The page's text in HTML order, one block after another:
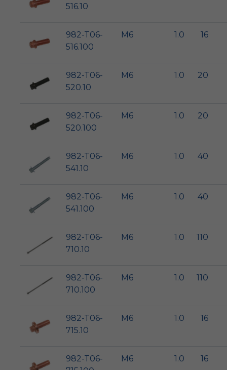
516.10
982-T06-
516.100
M6 1.0 16
982-T06-
520.10
M6 1.0 20
982-T06-
520.100
M6 1.0 20
982-T06-
541.10
M6 1.0 40
982-T06-
541.100
M6 1.0 40
982-T06-
710.10
M6 1.0 110
982-T06-
710.100
M6 1.0 110
982-T06-
715.10
M6 1.0 16
982-T06-
M6 1.0 16